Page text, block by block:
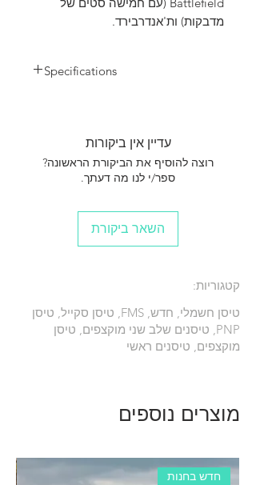
Battlefield (עם חמישה סטים של
מדבקות) ות'אנדרבירד.
Specifications
Wing area: 15.8 dm² / 244.7 sq.in
Wing loading: 68 g/dm² / 0.14oz/in²
Motor: 2840 KV3150
ESC: 40A with reverse thrust function
Battery: 14.8V 2200mAh-2600mAh 25c
Servos: 9g X 6pcs
עדיין אין ביקורות
רוצה להוסיף את הביקורת הראשונה?
ספר/י לנו מה דעתך.
השאר ביקורת
קטגוריות:
טיסן חשמלי, חדש, FMS, טיסן סקייל, טיסן
PNP, טיסנים שלב שני מוקצפים, טיסן
מוקצפים, טיסנים ראשי
מוצרים נוספים
חדש בחנות